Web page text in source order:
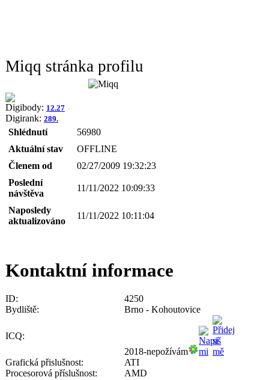
Miqq stránka profilu
Digibody: 12.27
Digirank: 289.
Shlédnutí
56980
Aktuální stav
OFFLINE
Členem od
02/27/2009 19:32:23
Poslední
návštěva
11/11/2022 10:09:33
Naposledy
aktualizováno
11/11/2022 10:11:04
Kontaktní informace
ID:
4250
Bydliště:
Brno - Kohoutovice
ICQ:
2018-nepožívám
Grafická přislušnost:
ATI
Procesorová příslušnost:
AMD